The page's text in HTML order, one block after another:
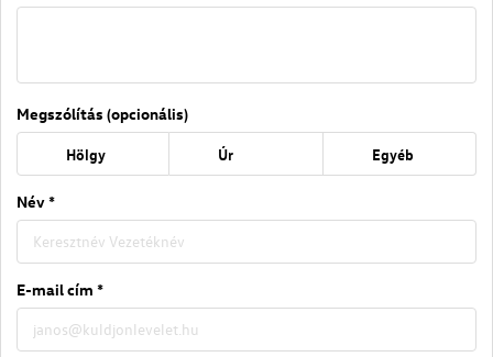
Megszólítás (opcionális)
Hölgy Úr Egyéb
Név *
E-mail cím *